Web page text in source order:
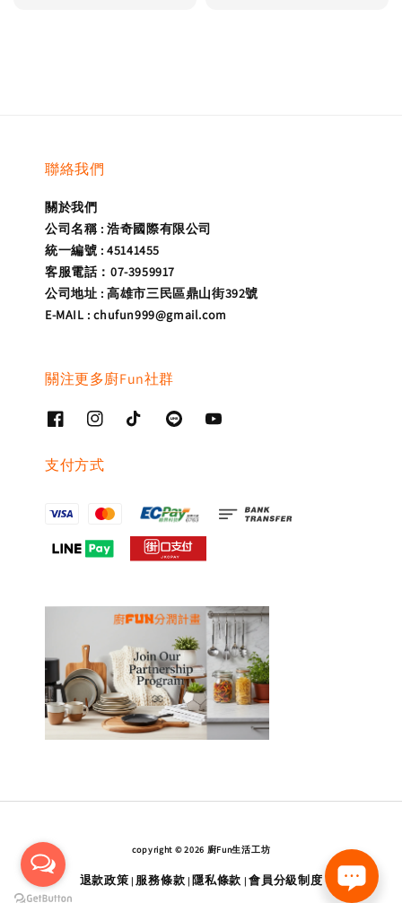
聯絡我們
關於我們
公司名稱 : 浩奇國際有限公司
統一編號 : 45141455
客服電話：07-3959917
公司地址 : 高雄市三民區鼎山街392號
E-MAIL : chufun999@gmail.com
關注更多廚Fun社群
支付方式
copyright © 2026 廚Fun生活工坊
退款政策 | 服務條款 | 隱私條款 |會員分級制度